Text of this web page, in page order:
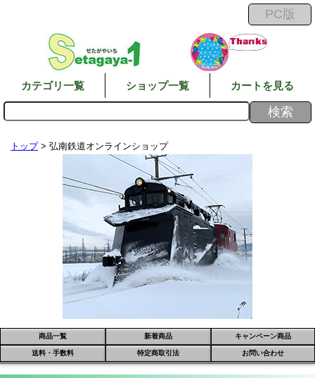
カテゴリ一覧 ショップ一覧 カートを見る
トップ> 弘南鉄道オンラインショップ
商品一覧 新着商品 キャンペーン商品
送料・手数料 特定商取引法 お問い合わせ